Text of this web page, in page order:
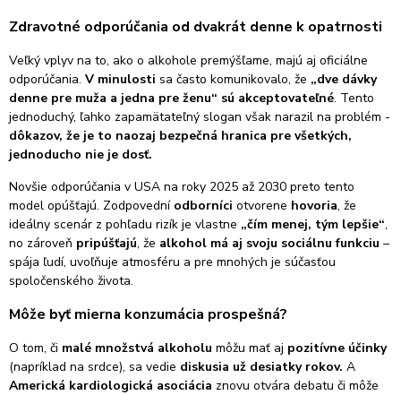
Zdravotné odporúčania od dvakrát denne k opatrnosti
Veľký vplyv na to, ako o alkohole premýšľame, majú aj oficiálne
odporúčania. V minulosti sa často komunikovalo, že „dve dávky
denne pre muža a jedna pre ženu“ sú akceptovateľné. Tento
jednoduchý, ľahko zapamätateľný slogan však narazil na problém -
dôkazov, že je to naozaj bezpečná hranica pre všetkých,
jednoducho nie je dosť.
Novšie odporúčania v USA na roky 2025 až 2030 preto tento
model opúšťajú. Zodpovední odborníci otvorene hovoria, že
ideálny scenár z pohľadu rizík je vlastne „čím menej, tým lepšie“,
no zároveň pripúšťajú, že alkohol má aj svoju sociálnu funkciu –
spája ľudí, uvoľňuje atmosféru a pre mnohých je súčasťou
spoločenského života.
Môže byť mierna konzumácia prospešná?
O tom, či malé množstvá alkoholu môžu mať aj pozitívne účinky
(napríklad na srdce), sa vedie diskusia už desiatky rokov. A
Americká kardiologická asociácia znovu otvára debatu či môže